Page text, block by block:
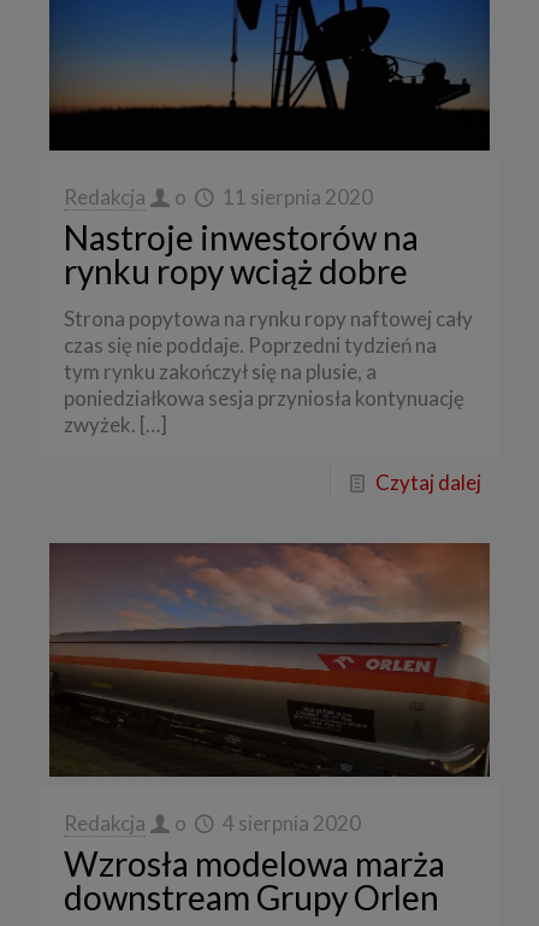
Redakcja o 11 sierpnia 2020
Nastroje inwestorów na
rynku ropy wciąż dobre
Strona popytowa na rynku ropy naftowej cały
czas się nie poddaje. Poprzedni tydzień na
tym rynku zakończył się na plusie, a
poniedziałkowa sesja przyniosła kontynuację
zwyżek. […]
Czytaj dalej
Redakcja o 4 sierpnia 2020
Wzrosła modelowa marża
downstream Grupy Orlen